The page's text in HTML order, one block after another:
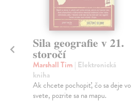
Sila geografie v 21.
storočí
Marshall Tim | Elektronická
kniha
Ak chcete pochopiť, čo sa deje vo
svete, pozrite sa na mapu.